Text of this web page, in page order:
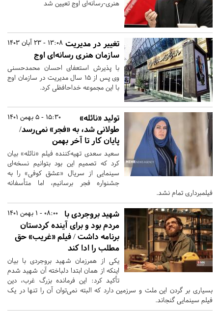
هنری-رسانه‌ای اوج تعیین شد
13:08 - 23 آبان 1403 تغییر در مدیریت
سازمان هنری رسانه‌ای اوج
با پذیرش استعفای احسان محمد‌حسنی
وی پس از ۱۵ سال مدیریت در سازمان اوج
با این مجموعه خداحافظی کرد.
15:30 - 5 بهمن 1401
تولید «نائله»
طولانی شد، به «فجر» نمی‌رسد/
پایان کار تا آخر بهمن
سعید سعدی تهیه‌کننده فیلم «نائله» بیان
کرد که تصمیم این بود بتوانیم نسخه‌ای
سینمایی از سریال «عشق کوفی» را به
جشنواره فجر برسانیم، اما متأسفانه
فیلمبرداری تمام نشد.
08:00 - 1 بهمن 1401
شهید بروجردی با
مردم بود و برای آینده کردستان
برنامه داشت / فیلم «غریب» حق
مطلب را ادا کند
یکی از همرزمان شهید بروجردی با بیان
اینکه از همان ابتدا دلباخته آن شهید شدم
تأکید کرد: این فرمانده بزرگ غرب، دین
بسیاری بر گردن این ملت و سرزمین دارد که البته نمی‌توان آن را تنها در یک
فیلم سینمایی گنجاند.